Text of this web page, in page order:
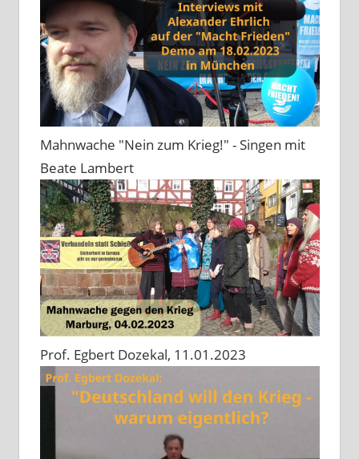
Mahnwache "Nein zum Krieg!" - Singen mit
Beate Lambert
Prof. Egbert Dozekal, 11.01.2023